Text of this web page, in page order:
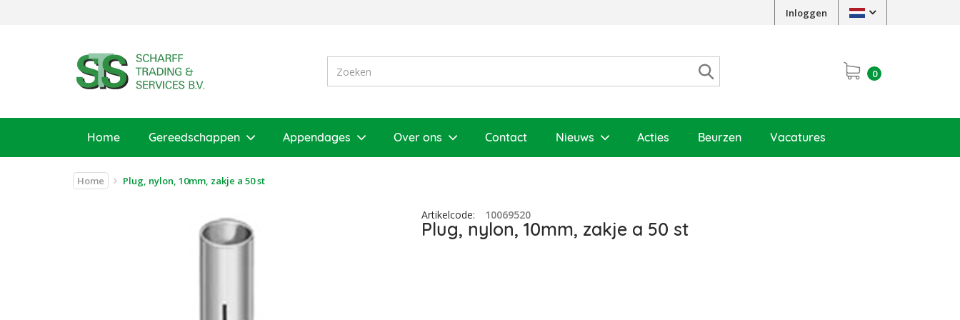
Inloggen
0
Home Gereedschappen Appendages Over ons Contact Nieuws Acties Beurzen Vacatures
Home Plug, nylon, 10mm, zakje a 50 st
Artikelcode: 10069520
Plug, nylon, 10mm, zakje a 50 st